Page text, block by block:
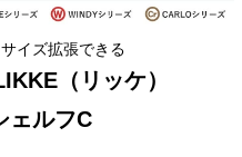
イズ拡張できる
（リッケ）
ェルフC